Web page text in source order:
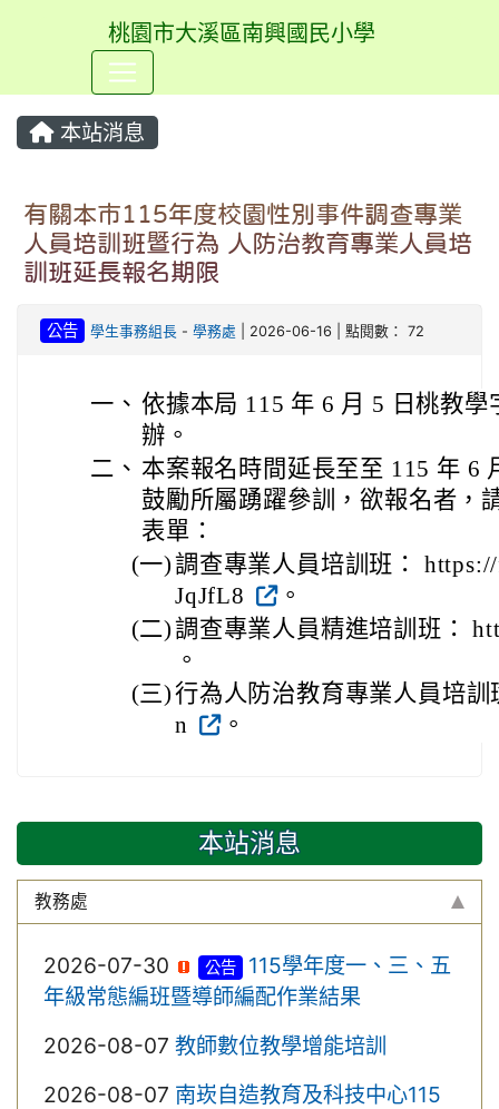
桃園市大溪區南興國民小學
本站消息
有關本市115年度校園性別事件調查專業
人員培訓班暨行為 人防治教育專業人員培
訓班延長報名期限
公告 學生事務組長- 學務處 | 2026-06-16 | 點閱數： 72
一、 依據本局 115 年 6 月 5 日桃教學
辦。
二、 本案報名時間延長至至 115 年 6
鼓勵所屬踴躍參訓，欲報名者，
表單：
(一)調查專業人員培訓班：
JqJfL8
。
(二)調查專業人員精進培訓班：
。
(三)行為人防治教育專業人員培
n
。
本站消息
教務處
2026-07-30 公告
115學年度一、三、五
年級常態編班暨導師編配作業結果
2026-08-07 教師數位教學增能培訓
2026-08-07 南崁自造教育及科技中心115